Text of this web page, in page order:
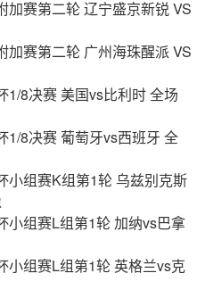
加赛第二轮 辽宁盛京新锐 VS
加赛第二轮 广州海珠醒派 VS
1/8决赛 美国vs比利时 全场
1/8决赛 葡萄牙vs西班牙 全
小组赛K组第1轮 乌兹别克斯
小组赛L组第1轮 加纳vs巴拿
小组赛L组第1轮 英格兰vs克